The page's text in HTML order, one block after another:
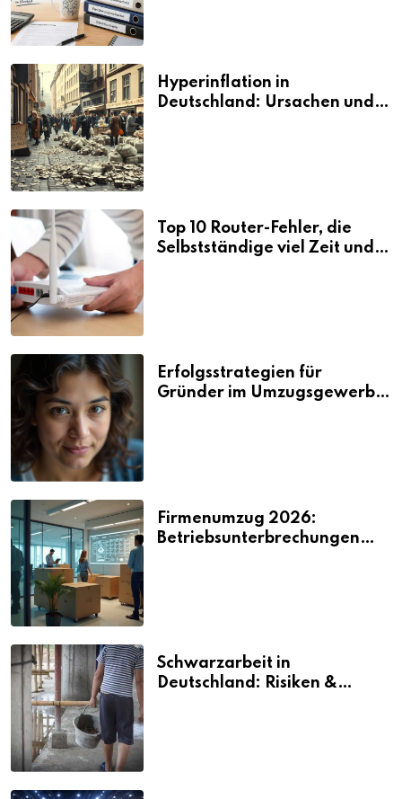
Hyperinflation in
Deutschland: Ursachen und
Top 10 Router-Fehler, die
Selbstständige viel Zeit und
Erfolgsstrategien für
Gründer im Umzugsgewerbe
Firmenumzug 2026:
Betriebsunterbrechungen
Schwarzarbeit in
Deutschland: Risiken &